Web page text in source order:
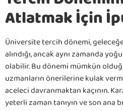
Atlatmak İçin
Üniversite tercih dönemi,
alındığı, ancak aynı zamanda
olabilir. Bu dönemi mümkün
uzmanların önerilerine kulak
aceleci davranmaktan kaçının.
yeterli zaman tanıyın ve son ana